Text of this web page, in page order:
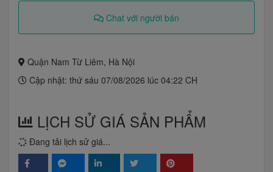
Chat với người bán
Quận Nam Từ Liêm, Hà Nội
Cập nhật: thứ sáu 07/08/2026 lúc 04:22 CH
LỊCH SỬ GIÁ SẢN PHẨM
Đang tải lịch sử giá...